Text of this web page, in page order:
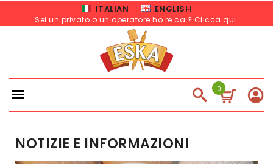
ITALIAN ENGLISH
Sei un privato o un operatore ho.re.ca.? Clicca qui.
0
NOTIZIE E INFORMAZIONI